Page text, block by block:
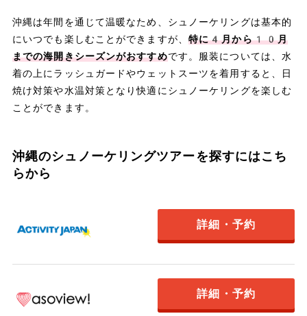
沖縄は年間を通じて温暖なため、シュノーケリングは基本的
にいつでも楽しむことができますが、 特に4月から10月
までの海開きシーズンがおすすめです。服装については、水
着の上にラッシュガードやウェットスーツを着用すると、日
焼け対策や水温対策となり快適にシュノーケリングを楽しむ
ことができます。
沖縄のシュノーケリングツアーを探すにはこち
らから
詳細・予約
詳細・予約